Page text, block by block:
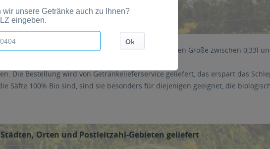
Die Kästen beinhalten 6 bis 20 Flaschen, deren Größe zwischen 0,33l
Die Bestellung wird von Getränkelieferservice geliefert, das erspart das
Säfte 100% Bio sind, sind sie besonders für diejenigen geeignet, die
Orten und Postleitzahl-Gebieten geliefert